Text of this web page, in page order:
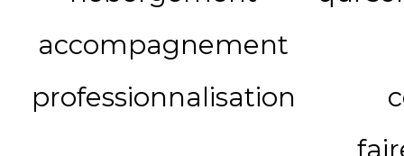
accompagnement
professionnalisation